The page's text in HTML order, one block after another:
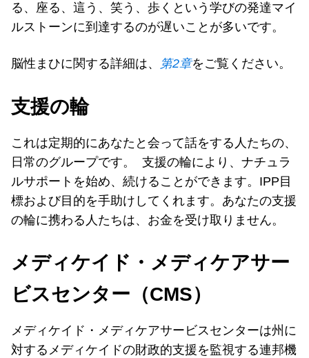
る、座る、這う、笑う、歩くという学びの発達マイ
ルストーンに到達するのが遅いことが多いです。
脳性まひに関する詳細は、 第2章をご覧ください。
支援の輪
これは定期的にあなたと会って話をする人たちの、
日常のグループです。 支援の輪により、ナチュラ
ルサポートを始め、続けることができます。IPP目
標および目的を手助けしてくれます。あなたの支援
の輪に携わる人たちは、お金を受け取りません。
メディケイド・メディケアサー
ビスセンター（CMS）
メディケイド・メディケアサービスセンターは州に
対するメディケイドの財政的支援を監視する連邦機